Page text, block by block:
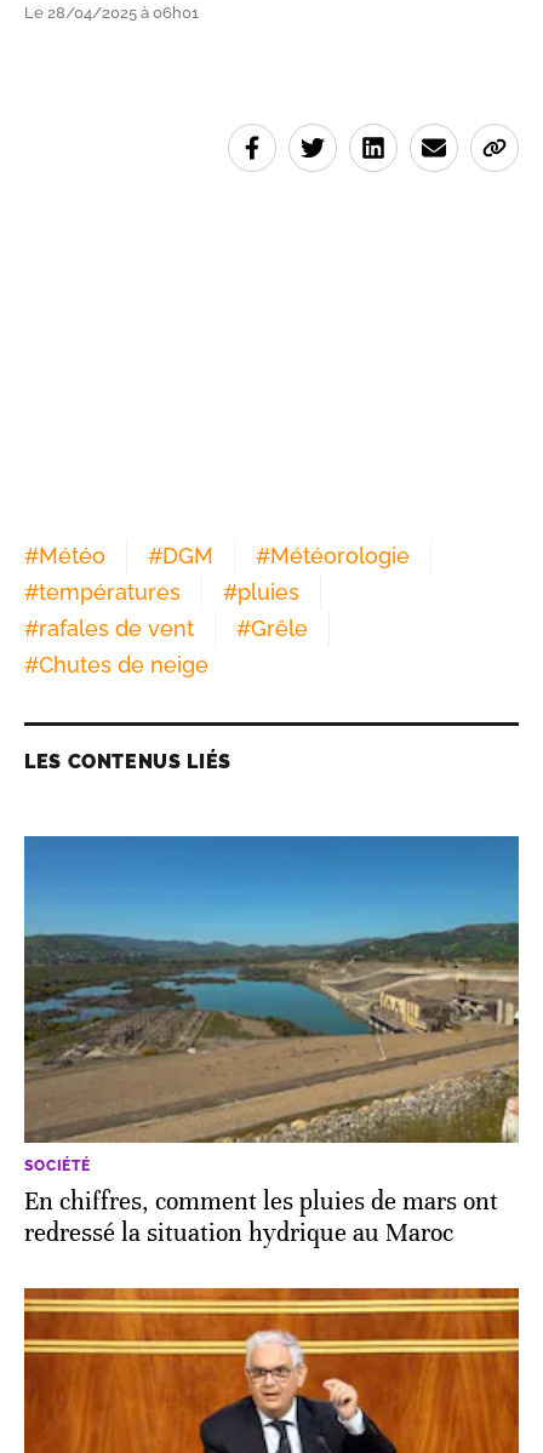
Le 28/04/2025 à 06h01
#Météo #DGM #Météorologie
#températures #pluies
#rafales de vent #Grêle
#Chutes de neige
LES CONTENUS LIÉS
SOCIÉTÉ
En chiffres, comment les pluies de mars ont
redressé la situation hydrique au Maroc